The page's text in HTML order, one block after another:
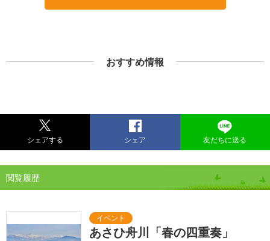
おすすめ情報
シェアする シェア 友だちに送る
閲覧履歴
あさひ舟川「春の四重奏」